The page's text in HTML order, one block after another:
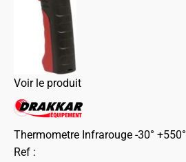
Voir le produit
Thermometre Infrarouge -30° +550°
Ref :